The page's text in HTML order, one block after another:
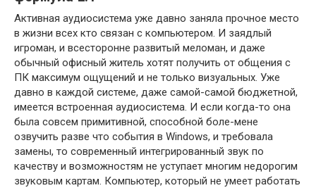
Активная аудиосистема уже давно заняла прочное место
в жизни всех кто связан с компьютером. И заядлый
игроман, и всесторонне развитый меломан, и даже
обычный офисный житель хотят получить от общения с
ПК максимум ощущений и не только визуальных. Уже
давно в каждой системе, даже самой-самой бюджетной,
имеется встроенная аудиосистема. И если когда-то она
была совсем примитивной, способной боле-мене
озвучить разве что события в Windows, и требовала
замены, то современный интегрированный звук по
качеству и возможностям не уступает многим недорогим
звуковым картам. Компьютер, который не умеет работать